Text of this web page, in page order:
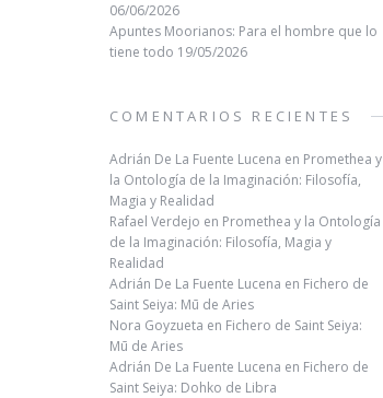
06/06/2026
Apuntes Moorianos: Para el hombre que lo
tiene todo 19/05/2026
COMENTARIOS RECIENTES
Adrián De La Fuente Lucena en Promethea y
la Ontología de la Imaginación: Filosofía,
Magia y Realidad
Rafael Verdejo en Promethea y la Ontología
de la Imaginación: Filosofía, Magia y
Realidad
Adrián De La Fuente Lucena en Fichero de
Saint Seiya: Mū de Aries
Nora Goyzueta en Fichero de Saint Seiya:
Mū de Aries
Adrián De La Fuente Lucena en Fichero de
Saint Seiya: Dohko de Libra